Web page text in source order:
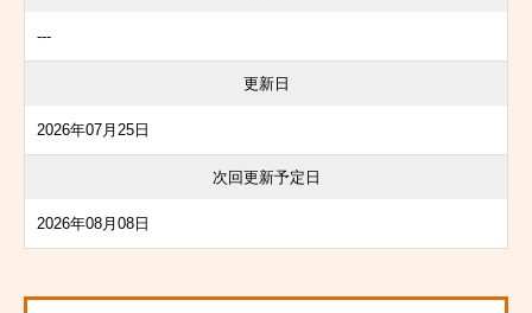
---
更新日
2026年07月25日
次回更新予定日
2026年08月08日